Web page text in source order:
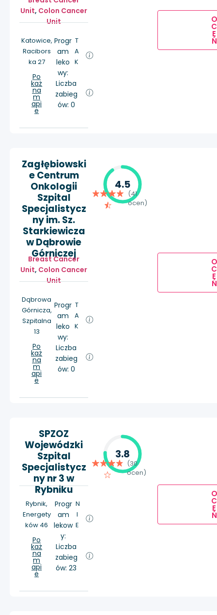
Unit, Colon Cancer
Unit
Katowice,
Racibors
ka 27
Po
każ
na
m
api
e
Progr
am
leko
wy:
T
A
K
Liczba
zabieg
ów: 0
O
C
E
Ń
Zagłębiowski
e Centrum
Onkologii
Szpital
Specjalistycz
ny im. Sz.
Starkiewicza
w Dąbrowie
Górniczej
Breast Cancer
Unit, Colon Cancer
Unit
Dąbrowa
Górnicza,
Szpitalna
13
Po
każ
na
m
api
e
Progr
am
leko
wy:
T
A
K
Liczba
zabieg
ów: 0
4.5
(41
ocen)
O
C
E
Ń
SPZOZ
Wojewódzki
Szpital
Specjalistycz
ny nr 3 w
Rybniku
Rybnik,
Energety
ków 46
Po
każ
na
m
api
e
Progr
am
lekow
y:
N
I
E
Liczba
zabieg
ów: 23
3.8
(30
ocen)
O
C
E
Ń